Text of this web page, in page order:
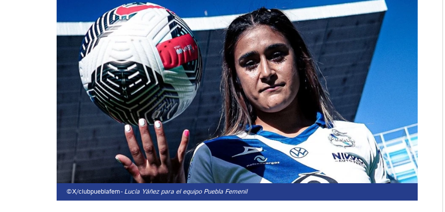
©X/clubpueblafem- Lucía Yáñez para el equipo Puebla Femenil